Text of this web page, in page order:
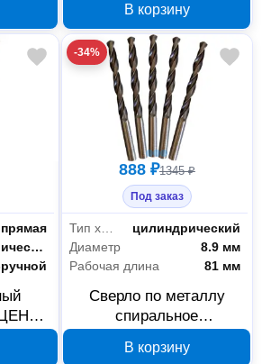
инструмент
20
10.8 мм Р6М5 18694А
В корзину
прямая
трубная цилиндрическая дюймовая (G/BSPP)
-34%
888 ₽1345 ₽
Под заказ
Тип хвостовика
цилиндрический
Диаметр
8.9 мм
Рабочая длина
81 мм
Сверло по металлу
спиральное
8.9 мм Р6М5 28599А
В корзину